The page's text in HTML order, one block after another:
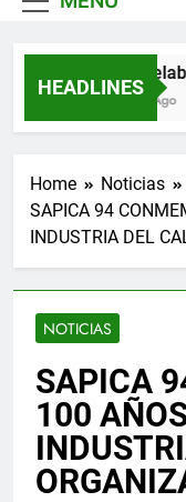
HEADLINES
2 Días Ago
Home
Noticias
SAPICA 94
INDUSTRIA DEL
NOTICIAS
SAPICA
100